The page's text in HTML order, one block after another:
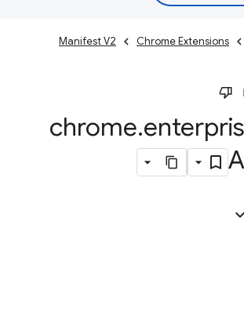
Chrome Extensions
Manifest V2
chrome.